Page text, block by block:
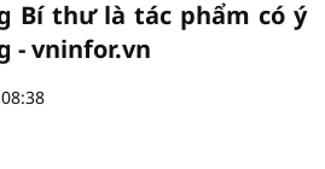
Bí thư là tác phẩm có ý
- vninfor.vn